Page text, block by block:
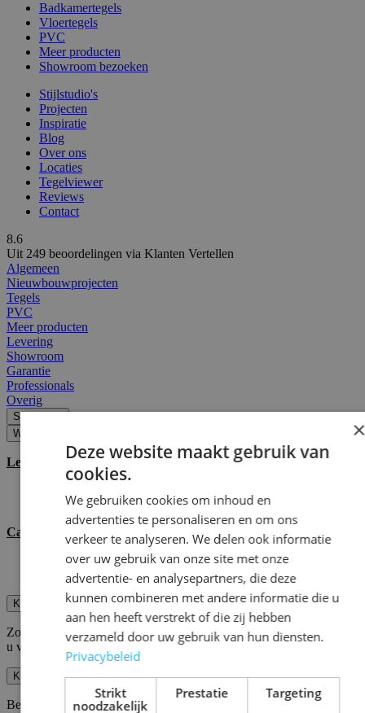
Badkamertegels
Vloertegels
PVC
Meer producten
Showroom bezoeken
Stijlstudio's
Projecten
Inspiratie
Blog
Over ons
Locaties
Tegelviewer
Reviews
Contact
8.6
Uit 249 beoordelingen via Klanten Vertellen
Algemeen
Nieuwbouwprojecten
Tegels
PVC
Meer producten
Levering
Showroom
Garantie
Professionals
Overig
Showroom
Wat zijn de openingstijden van de showrooms?
Leiden
Zaterdag : 10:00 - 16:30
Capelle aan den IJssel
Dinsdag t/m vrijdag : 08:30 - 17:00
Zaterdag : 10:00 - 16:30
Kunnen we parkeren bij de showroom(s)?
Zowel bij onze vestiging in Leiden als in Capelle aan den IJssel kunt
u voor de deur van de showroom parkeren.
Kunnen we alleen de standaard tegels bekijken in de showroom?
Behalve dat we de standaard tegels in de showroom hebben, hebben
Deze website maakt gebruik van
cookies.
We gebruiken cookies om inhoud en
advertenties te personaliseren en om ons
verkeer te analyseren. We delen ook informatie
over uw gebruik van onze site met onze
advertentie- en analysepartners, die deze
kunnen combineren met andere informatie die u
aan hen heeft verstrekt of die zij hebben
verzameld door uw gebruik van hun diensten.
Privacybeleid
Strikt
noodzakelijk
Prestatie Targeting